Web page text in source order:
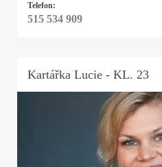
Telefon:
515 534 909
Kartářka Lucie - KL. 23